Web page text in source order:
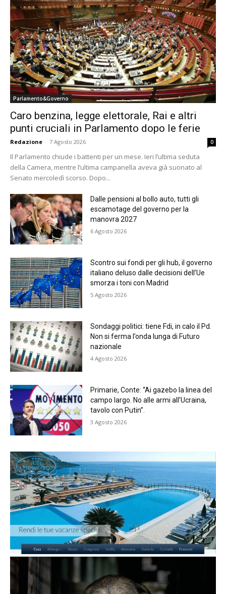
Parlamento&Governo
Caro benzina, legge elettorale, Rai e altri
punti cruciali in Parlamento dopo le ferie
Redazione - 7 Agosto 2026 0
Il Parlamento chiude i battenti per un mese. Ieri l’ultima seduta
della Camera, mentre l’ultima campanella aveva già suonato al
Senato mercoledì scorso. Dopo...
Dalle pensioni al bollo auto, tutti gli
escamotage del governo per la
manovra 2027
6 Agosto 2026
Scontro sui fondi per gli hub, il governo
italiano deluso dalle decisioni dell’Ue
smorza i toni con Madrid
5 Agosto 2026
Sondaggi politici: tiene Fdi, in calo il Pd.
Non si ferma l’onda lunga di Futuro
nazionale
4 Agosto 2026
Primarie, Conte: “Ai gazebo la linea del
campo largo. No alle armi all’Ucraina,
tavolo con Putin”.
3 Agosto 2026